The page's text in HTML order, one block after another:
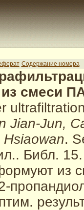
Содержание номера
смеси
Jian-Jun,
.
Библ. 15.